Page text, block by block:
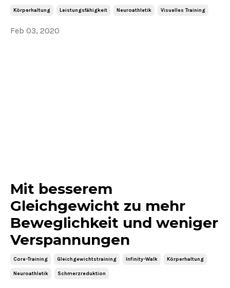
Körperhaltung Leistungsfähigkeit Neuroathletik Visuelles Training
Feb 03, 2020
Mit besserem
Gleichgewicht zu mehr
Beweglichkeit und weniger
Verspannungen
Core-Training Gleichgewichtstraining Infinity-Walk Körperhaltung
Neuroathletik Schmerzreduktion